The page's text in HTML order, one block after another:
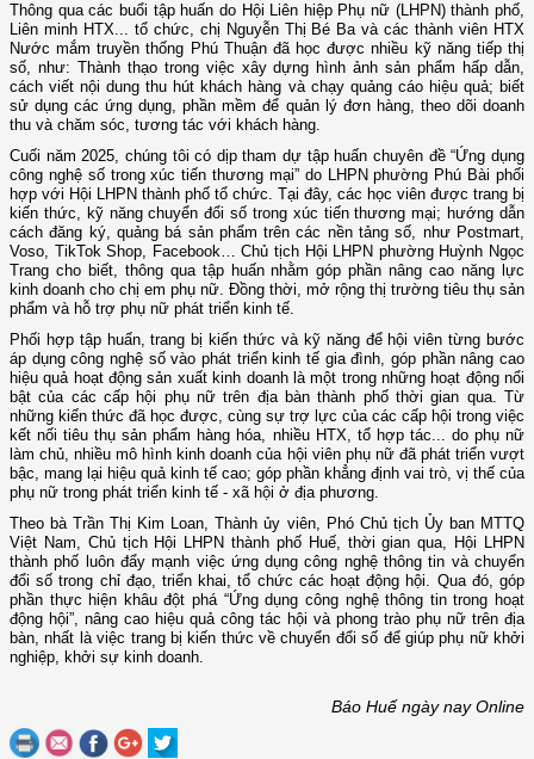
Thông qua các buổi tập huấn do Hội Liên hiệp Phụ nữ (LHPN) thành phố,
Liên minh HTX... tổ chức, chị Nguyễn Thị Bé Ba và các thành viên HTX
Nước mắm truyền thống Phú Thuận đã học được nhiều kỹ năng tiếp thị
số, như: Thành thạo trong việc xây dựng hình ảnh sản phẩm hấp dẫn,
cách viết nội dung thu hút khách hàng và chạy quảng cáo hiệu quả; biết
sử dụng các ứng dụng, phần mềm để quản lý đơn hàng, theo dõi doanh
thu và chăm sóc, tương tác với khách hàng.
Cuối năm 2025, chúng tôi có dịp tham dự tập huấn chuyên đề “Ứng dụng
công nghệ số trong xúc tiến thương mại” do LHPN phường Phú Bài phối
hợp với Hội LHPN thành phố tổ chức. Tại đây, các học viên được trang bị
kiến thức, kỹ năng chuyển đổi số trong xúc tiến thương mại; hướng dẫn
cách đăng ký, quảng bá sản phẩm trên các nền tảng số, như Postmart,
Voso, TikTok Shop, Facebook… Chủ tịch Hội LHPN phường Huỳnh Ngọc
Trang cho biết, thông qua tập huấn nhằm góp phần nâng cao năng lực
kinh doanh cho chị em phụ nữ. Đồng thời, mở rộng thị trường tiêu thụ sản
phẩm và hỗ trợ phụ nữ phát triển kinh tế.
Phối hợp tập huấn, trang bị kiến thức và kỹ năng để hội viên từng bước
áp dụng công nghệ số vào phát triển kinh tế gia đình, góp phần nâng cao
hiệu quả hoạt động sản xuất kinh doanh là một trong những hoạt động nổi
bật của các cấp hội phụ nữ trên địa bàn thành phố thời gian qua. Từ
những kiến thức đã học được, cùng sự trợ lực của các cấp hội trong việc
kết nối tiêu thụ sản phẩm hàng hóa, nhiều HTX, tổ hợp tác... do phụ nữ
làm chủ, nhiều mô hình kinh doanh của hội viên phụ nữ đã phát triển vượt
bậc, mang lại hiệu quả kinh tế cao; góp phần khẳng định vai trò, vị thế của
phụ nữ trong phát triển kinh tế - xã hội ở địa phương.
Theo bà Trần Thị Kim Loan, Thành ủy viên, Phó Chủ tịch Ủy ban MTTQ
Việt Nam, Chủ tịch Hội LHPN thành phố Huế, thời gian qua, Hội LHPN
thành phố luôn đẩy mạnh việc ứng dụng công nghệ thông tin và chuyển
đổi số trong chỉ đạo, triển khai, tổ chức các hoạt động hội. Qua đó, góp
phần thực hiện khâu đột phá “Ứng dụng công nghệ thông tin trong hoạt
động hội”, nâng cao hiệu quả công tác hội và phong trào phụ nữ trên địa
bàn, nhất là việc trang bị kiến thức về chuyển đổi số để giúp phụ nữ khởi
nghiệp, khởi sự kinh doanh.
Báo Huế ngày nay Online